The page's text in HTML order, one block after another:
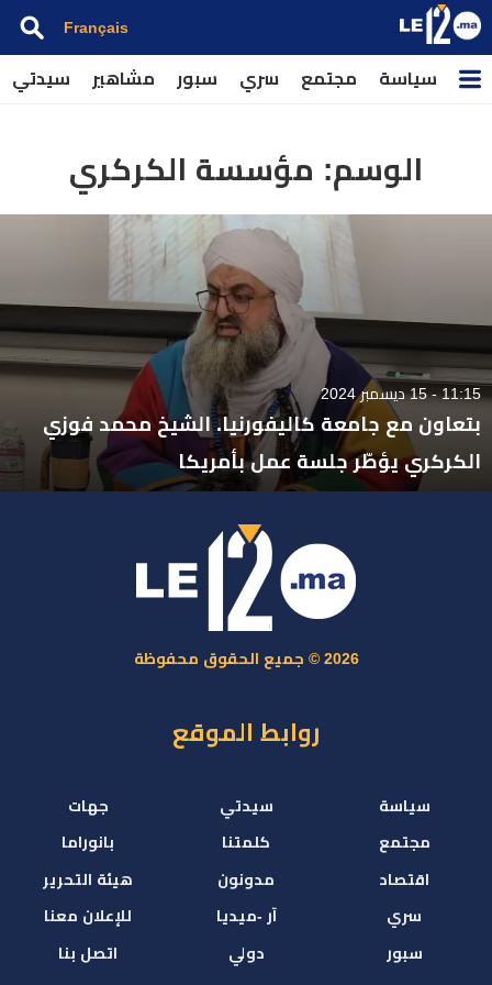
Français
سياسة مجتمع سري سبور مشاهير سيدتي
الوسم: مؤسسة الكركري
11:15 - 15 ديسمبر 2024
بتعاون مع جامعة كاليفورنيا. الشيخ محمد فوزي
الكركري يؤطّر جلسة عمل بأمريكا
2026 © جميع الحقوق محفوظة
روابط الموقع
سياسة
مجتمع
اقتصاد
سري
سبور
سيدتي
كلمتنا
مدونون
آر -ميديا
دولي
جهات
بانوراما
هيئة التحرير
للإعلان معنا
اتصل بنا